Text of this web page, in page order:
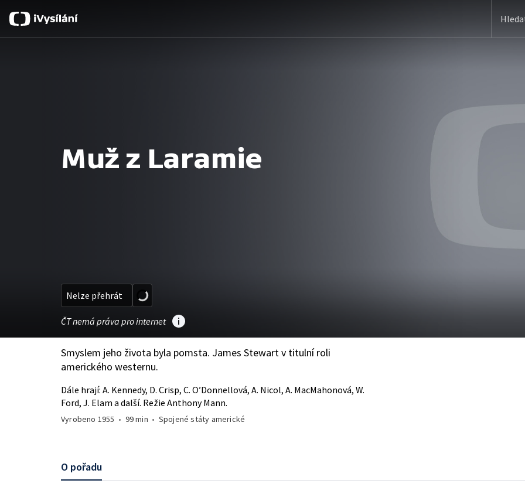
Muž z Laramie
Nelze přehrát
ČT nemá práva pro internet
Smyslem jeho života byla pomsta. James Stewart v titulní roli
amerického westernu.
Dále hrají: A. Kennedy, D. Crisp, C. O’Donnellová, A. Nicol, A. MacMahonová, W.
Ford, J. Elam a další. Režie Anthony Mann.
Vyrobeno 1955 • 99 min • Spojené státy americké
O pořadu